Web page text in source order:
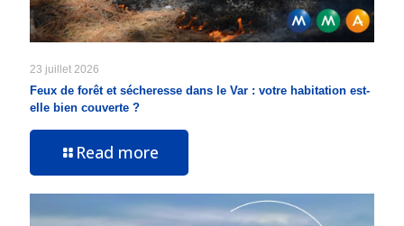
23 juillet 2026
Feux de forêt et sécheresse dans le Var : votre habitation est-
elle bien couverte ?
Read more